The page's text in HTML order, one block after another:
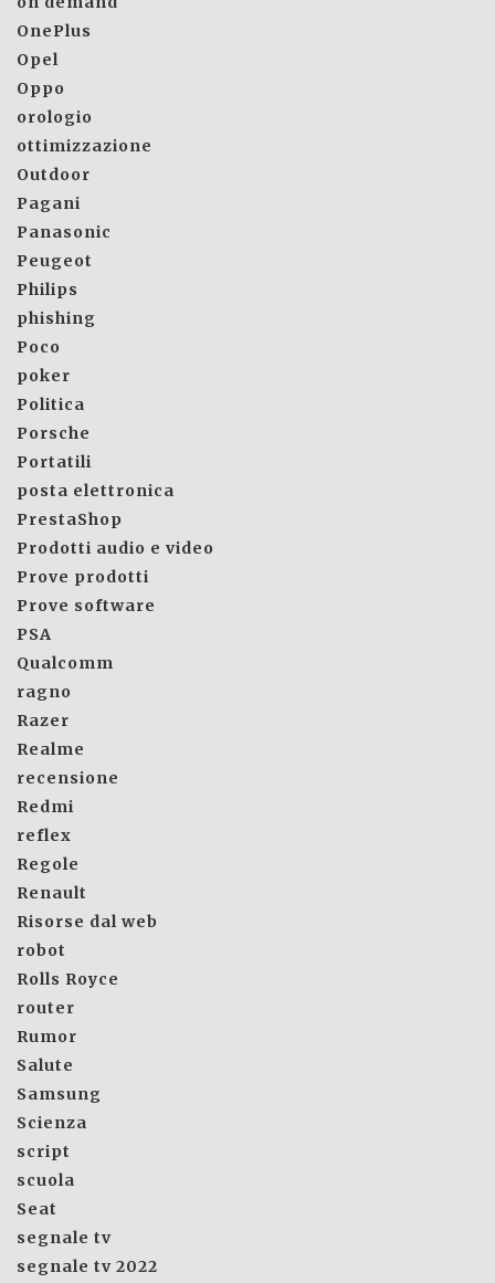
OnePlus
Opel
Oppo
orologio
ottimizzazione
Outdoor
Pagani
Panasonic
Peugeot
Philips
phishing
Poco
poker
Politica
Porsche
Portatili
posta elettronica
PrestaShop
Prodotti audio e video
Prove prodotti
Prove software
PSA
Qualcomm
ragno
Razer
Realme
recensione
Redmi
reflex
Regole
Renault
Risorse dal web
robot
Rolls Royce
router
Rumor
Salute
Samsung
Scienza
script
scuola
Seat
segnale tv
segnale tv 2022